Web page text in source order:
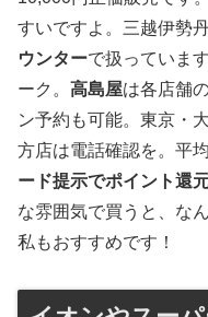
すいですよ。三越伊勢
ウンターで扱っていま
ーク。 高島屋は各店舗
ン予約も可能。東京・
方店は電話確認を。平
ード提示でポイント還
な雰囲気で買うと、な
私もおすすめです！